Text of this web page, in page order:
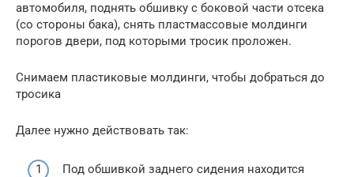
автомобиля, поднять обшивку с боковой части отсека
(со стороны бака), снять пластмассовые молдинги
порогов двери, под которыми тросик проложен.
Снимаем пластиковые молдинги, чтобы добраться до
тросика
Далее нужно действовать так:
Под обшивкой заднего сидения находится